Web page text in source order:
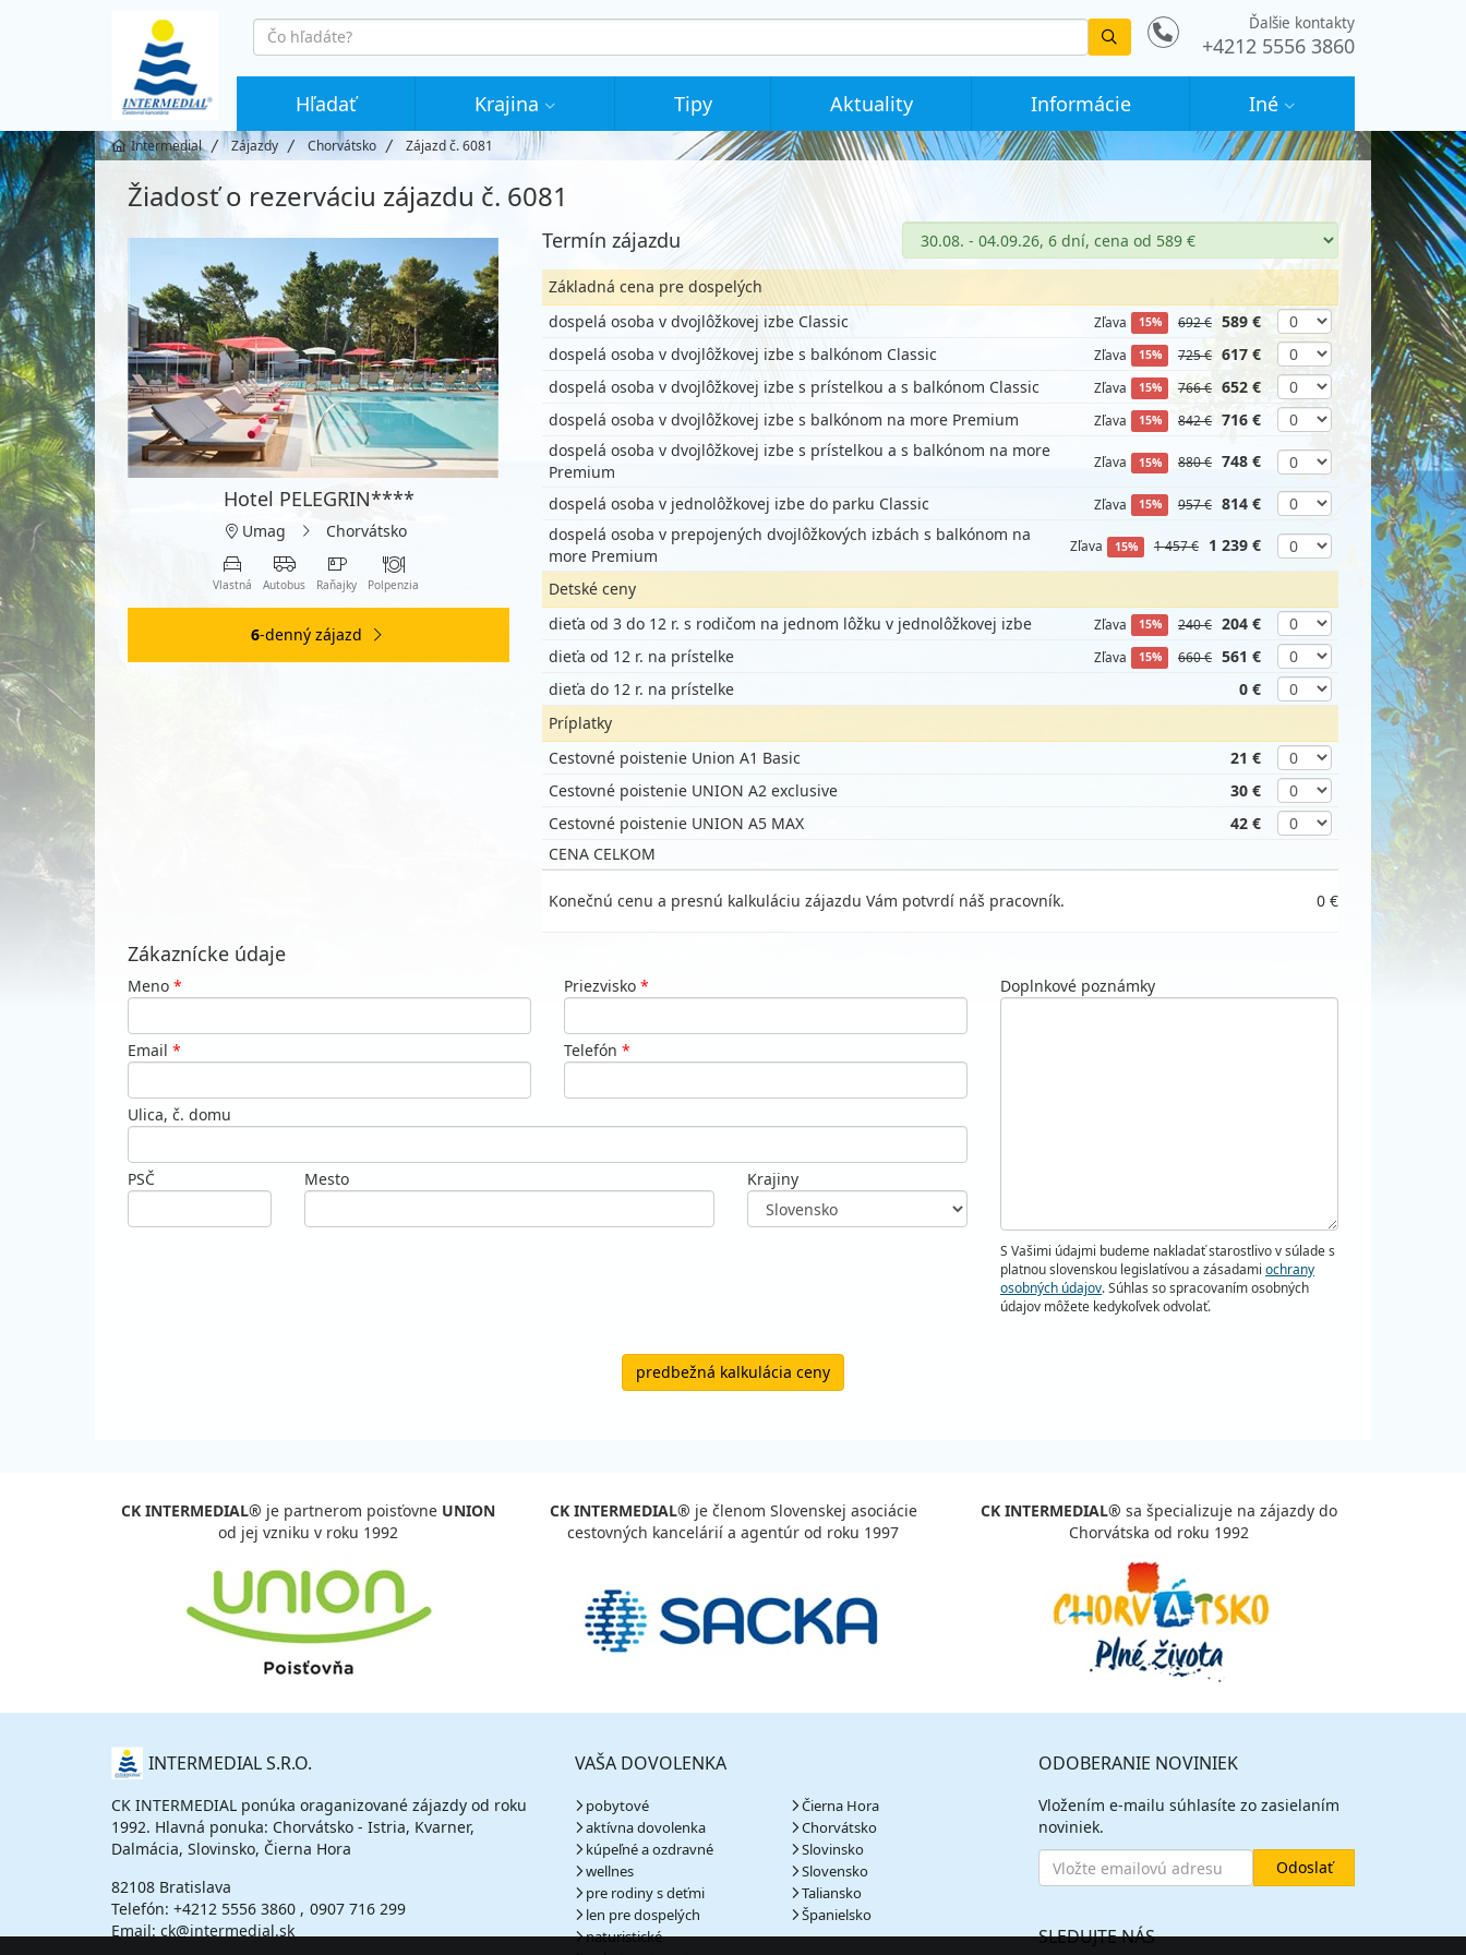
co
hledáte
Vyhledat
Ďalšie kontakty
+4212 5556 3860
Hľadať Krajina Tipy Aktuality Informácie Iné
Intermedial Zájazdy Chorvátsko Zájazd č. 6081
Žiadosť o rezerváciu zájazdu č. 6081
Hotel PELEGRIN****
Umag Chorvátsko
Vlastná Autobus Raňajky Polpenzia
6-denný zájazd
Termín zájazdu
Základná cena pre dospelých
dospelá osoba v dvojlôžkovej izbe Classic
Zľava 15% 692 € 589 €
dospelá osoba v dvojlôžkovej izbe s balkónom Classic
Zľava 15% 725 € 617 €
dospelá osoba v dvojlôžkovej izbe s prístelkou a s balkónom Classic
Zľava 15% 766 € 652 €
dospelá osoba v dvojlôžkovej izbe s balkónom na more Premium
Zľava 15% 842 € 716 €
dospelá osoba v dvojlôžkovej izbe s prístelkou a s balkónom na more
Premium
Zľava 15% 880 € 748 €
dospelá osoba v jednolôžkovej izbe do parku Classic Zľava 15% 957 € 814 €
dospelá osoba v prepojených dvojlôžkových izbách s balkónom na
more Premium
Zľava 15% 1 457 € 1 239 €
Detské ceny
dieťa od 3 do 12 r. s rodičom na jednom lôžku v jednolôžkovej izbe
Zľava 15% 240 € 204 €
dieťa od 12 r. na prístelke
Zľava 15% 660 € 561 €
dieťa do 12 r. na prístelke
0 €
Príplatky
Cestovné poistenie Union A1 Basic
21 €
Cestovné poistenie UNION A2 exclusive
30 €
Cestovné poistenie UNION A5 MAX
42 €
CENA CELKOM
Konečnú cenu a presnú kalkuláciu zájazdu Vám potvrdí náš pracovník. 0 €
Zákaznícke údaje
Meno * Priezvisko *
Email * Telefón *
Ulica, č. domu
PSČ Mesto Krajiny
Doplnkové poznámky
S Vašimi údajmi budeme nakladať starostlivo v súlade s
platnou slovenskou legislatívou a zásadami ochrany
osobných údajov. Súhlas so spracovaním osobných
údajov môžete kedykoľvek odvolať.
predbežná kalkulácia ceny
CK INTERMEDIAL® je partnerom poisťovne UNION
od jej vzniku v roku 1992
CK INTERMEDIAL® je členom Slovenskej asociácie
cestovných kancelárií a agentúr od roku 1997
CK INTERMEDIAL® sa špecializuje na zájazdy do
Chorvátska od roku 1992
O
NÁS INTERMEDIAL S.R.O.
CK INTERMEDIAL ponúka oraganizované zájazdy od roku
1992. Hlavná ponuka: Chorvátsko - Istria, Kvarner,
Dalmácia, Slovinsko, Čierna Hora
82108 Bratislava
Telefón: +4212 5556 3860
0907 716 299
Email: ck@intermedial.sk
VAŠA DOVOLENKA
pobytové
aktívna dovolenka
kúpeľné a ozdravné
wellnes
pre rodiny s deťmi
len pre dospelých
naturistické
Čierna Hora
Chorvátsko
Slovinsko
Slovensko
Taliansko
Španielsko
ODOBERANIE NOVINIEK
Vložením e-mailu súhlasíte zo zasielaním
noviniek.
SLEDUJTE NÁS